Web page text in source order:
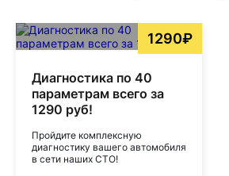
1290₽
Диагностика по 40
параметрам всего за
1290 руб!
Пройдите комплексную
диагностику вашего автомобиля
в сети наших СТО!